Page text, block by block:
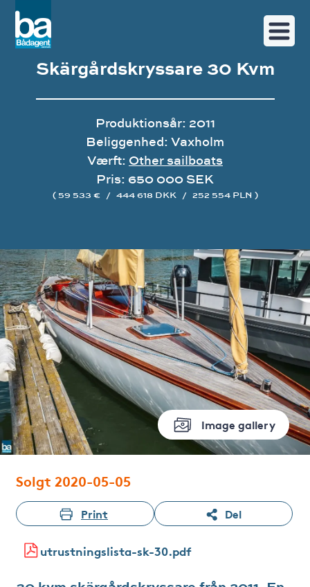
Image gallery
Skärgårdskryssare 30 Kvm
Produktionsår: 2011
Beliggenhed: Vaxholm
Værft: Other sailboats
Pris: 650 000 SEK
( 59 533 € / 444 618 DKK / 252 554 PLN )
Solgt 2020-05-05
Print Del
utrustningslista-sk-30.pdf